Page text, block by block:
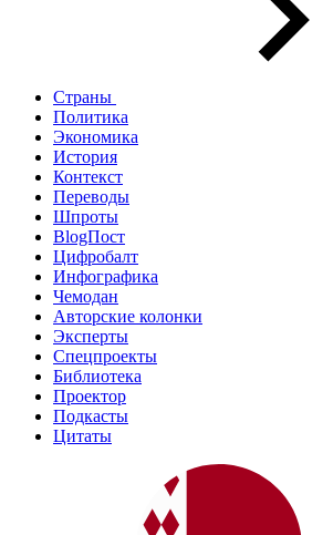
Страны
Политика
Экономика
История
Контекст
Переводы
Шпроты
BlogПост
Цифробалт
Инфографика
Чемодан
Авторские колонки
Эксперты
Спецпроекты
Библиотека
Проектор
Подкасты
Цитаты